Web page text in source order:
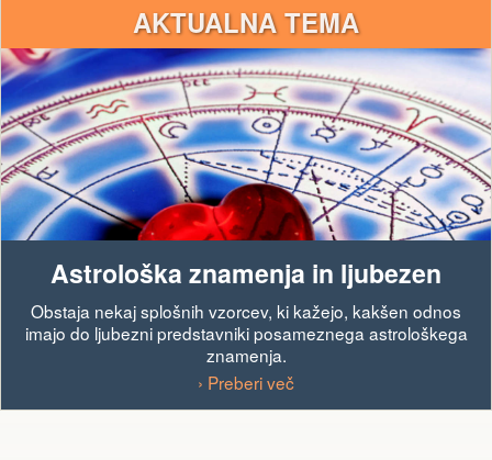
AKTUALNA TEMA
Astrološka znamenja in ljubezen
Obstaja nekaj splošnih vzorcev, ki kažejo, kakšen odnos
imajo do ljubezni predstavniki posameznega astrološkega
znamenja.
› Preberi več